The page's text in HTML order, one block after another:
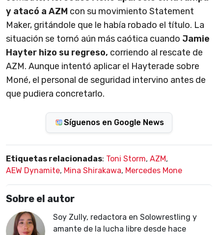
y atacó a AZM con su movimiento Statement
Maker, gritándole que le había robado el título. La
situación se tornó aún más caótica cuando Jamie
Hayter hizo su regreso, corriendo al rescate de
AZM. Aunque intentó aplicar el Hayterade sobre
Moné, el personal de seguridad intervino antes de
que pudiera concretarlo.
Síguenos en Google News
Etiquetas relacionadas: Toni Storm, AZM,
AEW Dynamite, Mina Shirakawa, Mercedes Mone
Sobre el autor
Soy Zully, redactora en Solowrestling y
amante de la lucha libre desde hace